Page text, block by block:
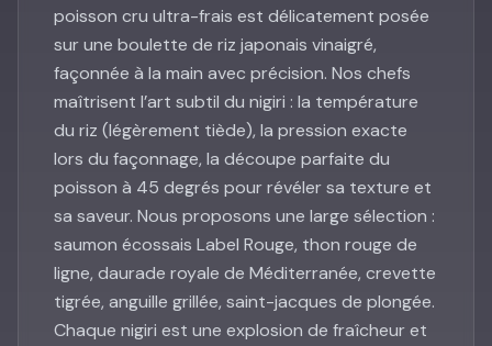
poisson cru ultra-frais est délicatement posée
sur une boulette de riz japonais vinaigré,
façonnée à la main avec précision. Nos chefs
maîtrisent l’art subtil du nigiri : la température
du riz (légèrement tiède), la pression exacte
lors du façonnage, la découpe parfaite du
poisson à 45 degrés pour révéler sa texture et
sa saveur. Nous proposons une large sélection :
saumon écossais Label Rouge, thon rouge de
ligne, daurade royale de Méditerranée, crevette
tigrée, anguille grillée, saint-jacques de plongée.
Chaque nigiri est une explosion de fraîcheur et